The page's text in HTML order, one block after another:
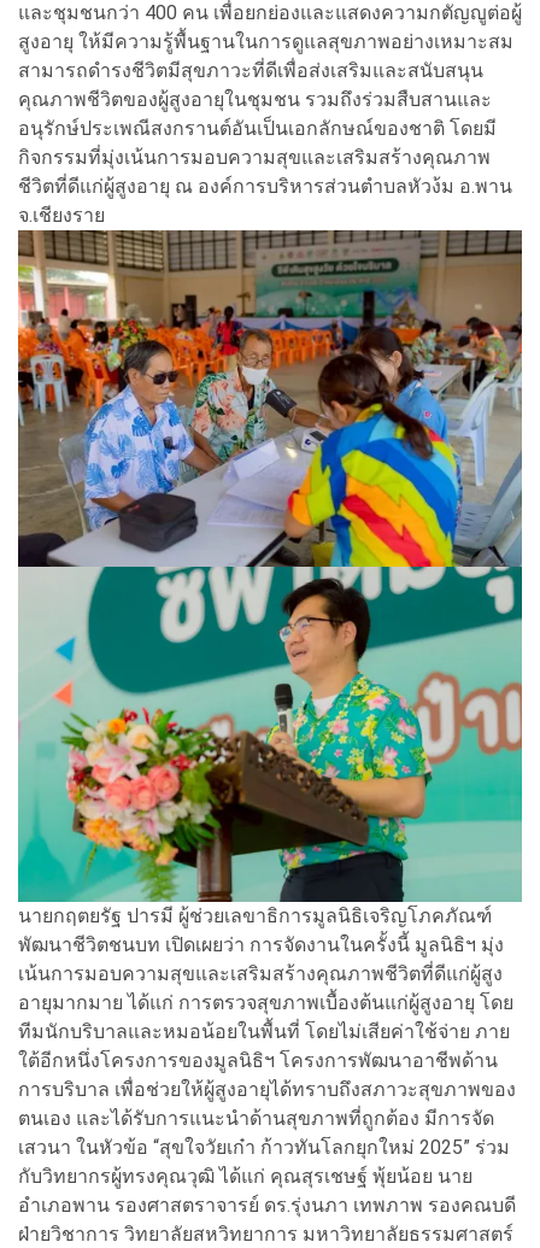
และชุมชนกว่า 400 คน เพื่อยกย่องและแสดงความกตัญญูต่อผู้
สูงอายุ ให้มีความรู้พื้นฐานในการดูแลสุขภาพอย่างเหมาะสม
สามารถดำรงชีวิตมีสุขภาวะที่ดีเพื่อส่งเสริมและสนับสนุน
คุณภาพชีวิตของผู้สูงอายุในชุมชน รวมถึงร่วมสืบสานและ
อนุรักษ์ประเพณีสงกรานต์อันเป็นเอกลักษณ์ของชาติ โดยมี
กิจกรรมที่มุ่งเน้นการมอบความสุขและเสริมสร้างคุณภาพ
ชีวิตที่ดีแก่ผู้สูงอายุ ณ องค์การบริหารส่วนตำบลหัวง้ม อ.พาน
จ.เชียงราย
นายกฤตยรัฐ ปารมี ผู้ช่วยเลขาธิการมูลนิธิเจริญโภคภัณฑ์
พัฒนาชีวิตชนบท เปิดเผยว่า การจัดงานในครั้งนี้ มูลนิธิฯ มุ่ง
เน้นการมอบความสุขและเสริมสร้างคุณภาพชีวิตที่ดีแก่ผู้สูง
อายุมากมาย ได้แก่ การตรวจสุขภาพเบื้องต้นแก่ผู้สูงอายุ โดย
ทีมนักบริบาลและหมอน้อยในพื้นที่ โดยไม่เสียค่าใช้จ่าย ภาย
ใต้อีกหนึ่งโครงการของมูลนิธิฯ โครงการพัฒนาอาชีพด้าน
การบริบาล เพื่อช่วยให้ผู้สูงอายุได้ทราบถึงสภาวะสุขภาพของ
ตนเอง และได้รับการแนะนำด้านสุขภาพที่ถูกต้อง มีการจัด
เสวนา ในหัวข้อ “สุขใจวัยเก๋า ก้าวทันโลกยุกใหม่ 2025” ร่วม
กับวิทยากรผู้ทรงคุณวุฒิ ได้แก่ คุณสุรเชษฐ์ พุ้ยน้อย นาย
อำเภอพาน รองศาสตราจารย์ ดร.รุ่งนภา เทพภาพ รองคณบดี
ฝ่ายวิชาการ วิทยาลัยสหวิทยาการ มหาวิทยาลัยธรรมศาสตร์